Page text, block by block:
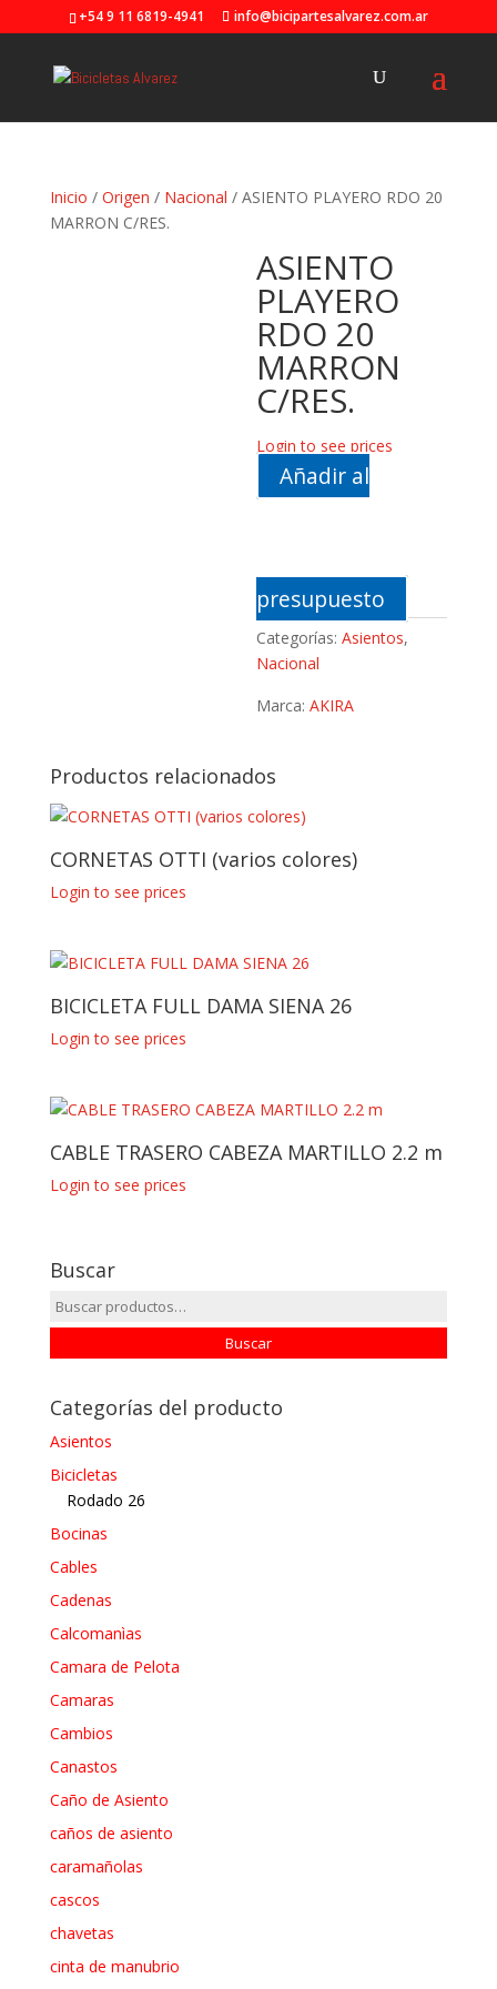
+54 9 11 6819-4941 info@bicipartesalvarez.com.ar
Inicio / Origen / Nacional / ASIENTO PLAYERO RDO 20
MARRON C/RES.
ASIENTO
PLAYERO
RDO 20
MARRON
C/RES.
Login to see prices
Añadir al
presupuesto
Categorías:Asientos,
Nacional
Marca:AKIRA
Productos relacionados
CORNETAS OTTI (varios colores)
Login to see prices
BICICLETA FULL DAMA SIENA 26
Login to see prices
CABLE TRASERO CABEZA MARTILLO 2.2 m
Login to see prices
Buscar
Buscar
por:
Buscar
Categorías del producto
Asientos
Bicicletas
Rodado 26
Bocinas
Cables
Cadenas
Calcomanìas
Camara de Pelota
Camaras
Cambios
Canastos
Caño de Asiento
caños de asiento
caramañolas
cascos
chavetas
cinta de manubrio